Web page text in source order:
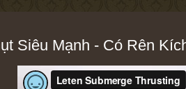
Siêu Mạnh - Có Rên